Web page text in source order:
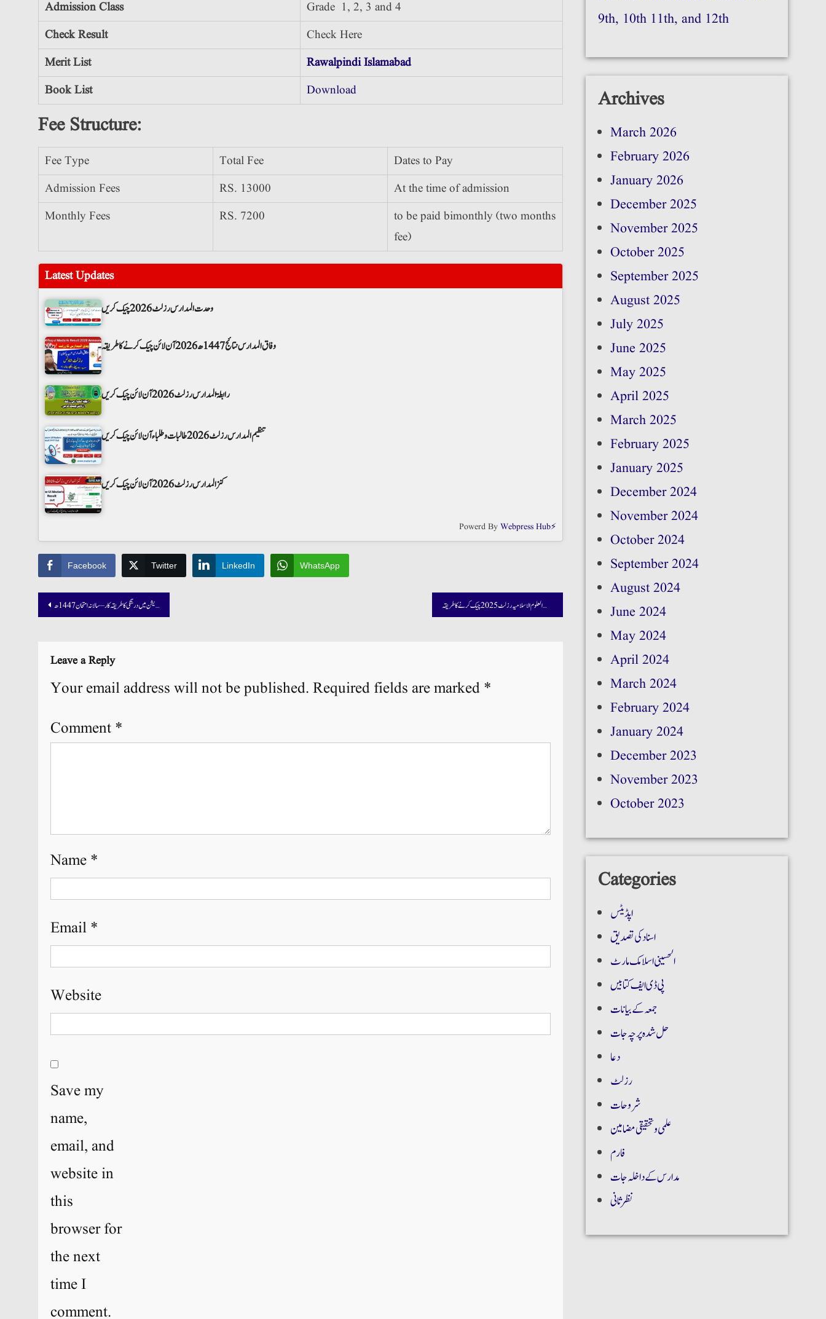
Admission Class
Grade 1, 2, 3 and 4
Check Result
Check Here
Merit List
RawalpindiIslamabad
Book List
Download
Fee Structure:
Fee Type Total Fee
Dates to Pay
Admission Fees
RS. 13000
At the time of admission
Monthly Fees
RS. 7200
to be paid bimonthly (two months
fee)
Latest Updates
وحدت المدارس رزلٹ 2026 چیک کریں
وفاق المدارس نتائج 1447ھ 2026 آن لائن چیک کرنے کا طریقہ
رابطۃ المدارس رزلٹ 2026 آن لائن چیک کریں
تنظیم المدارس رزلٹ 2026 طالبات و طلباء آن لائن چیک کریں
کنز المدارس رزلٹ 2026 آن لائن چیک کریں
Powerd By Webpress Hub⚡
Facebook Twitter LinkedIn WhatsApp
Post وفاق المدارس آن لائن رجسٹریشن میں درستگی کا طریقہ کار – سالانہ امتحان 1447ھ مجمع العلوم الاسلامیہ رزلٹ 2025 چیک کرنے کا طریقہ
Leave a Reply
Your email address will not be published. Required fields are marked *
Comment *
Name *
Email *
Website
Save my
name,
email, and
website in
this
browser for
the next
time I
comment.
9th, 10th 11th, and 12th
Archives
March 2026
February 2026
January 2026
December 2025
November 2025
October 2025
September 2025
August 2025
July 2025
June 2025
May 2025
April 2025
March 2025
February 2025
January 2025
December 2024
November 2024
October 2024
September 2024
August 2024
June 2024
May 2024
April 2024
March 2024
February 2024
January 2024
December 2023
November 2023
October 2023
Categories
اپڈیٹس
اسناد کی تصدیق
الحسینی اسلامک مارٹ
پی ڈی ایف کتابیں
جمعہ کے بیانات
حل شدہ پرچہ جات
دعا
رزلٹ
شروحات
علمی و تحقیقی مضامین
فارم
مدارس کے داخلہ جات
نظر ثانی